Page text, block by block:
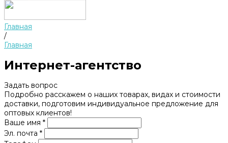
Главная
/
Главная
Интернет-агентство
Задать вопрос
Подробно расскажем о наших товарах, видах и стоимости
доставки, подготовим индивидуальное предложение для
оптовых клиентов!
Ваше имя *
Эл. почта *